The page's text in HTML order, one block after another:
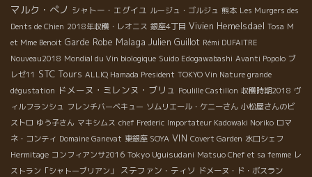
マルク・ぺノ シャトー・エグイユ ルージュ・ゴルジュ 熊本 Les Murgers des
Dents de Chien 2018年収穫・レオニス 銀座4丁目 Vivien Hemelsdael Tosa M
et Mme Benoit Garde Robe Malaga Julien Guillot Rémi DUFAITRE
Nouveau2018 Mondial du Vin biologique Suido Edogawabashi Avanti Popolo ブ
レゼ11 STC Tours ALLIQ Hamada President TOKYO Vin Nature grande
dégustation ドメーヌ・ミレンヌ・ブリュ Poulille Castillon 収穫時期2018 ヴ
ィルフランシュ フレンチバーベキュー ソムリエール・ケニーさん 小松屋さんのビ
ストロ ゆう子さん マキシムス chef Frederic Importateur Kadowaki Noriko ロマ
ネ・コンティ Domaine Ganevat 東銀座 SOYA VIN Covert Garden 水口シェフ
Hermitage コンフィアンサ2016 Tokyo Uguisudani Matsuo Chef et sa femme レ
ストラン「シャトーブリアン」
ステファン・ティソ ドメーヌ・ド・ボスラン